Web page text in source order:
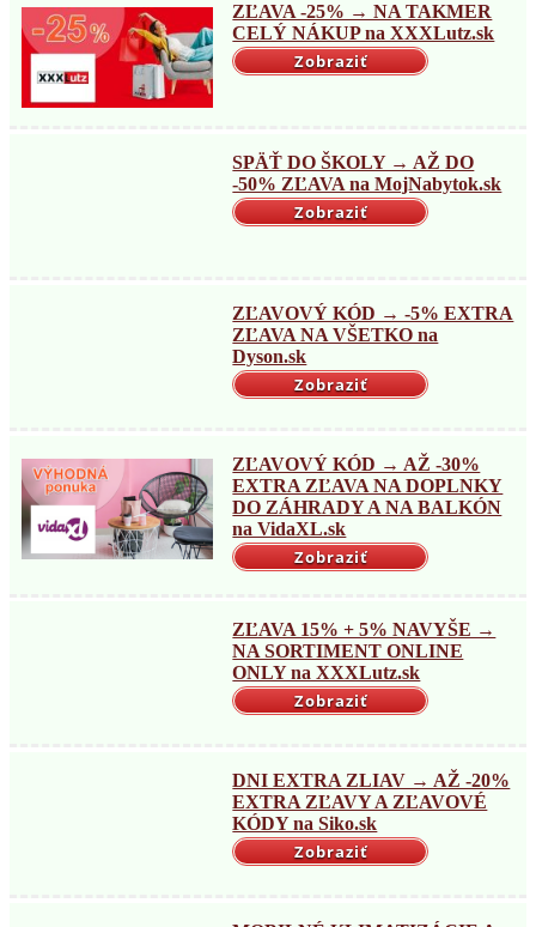
ZĽAVA -25% → NA TAKMER
CELÝ NÁKUP na XXXLutz.sk
Zobraziť
SPÄŤ DO ŠKOLY → AŽ DO
-50% ZĽAVA na MojNabytok.sk
Zobraziť
ZĽAVOVÝ KÓD → -5% EXTRA
ZĽAVA NA VŠETKO na
Dyson.sk
Zobraziť
ZĽAVOVÝ KÓD → AŽ -30%
EXTRA ZĽAVA NA DOPLNKY
DO ZÁHRADY A NA BALKÓN
na VidaXL.sk
Zobraziť
ZĽAVA 15% + 5% NAVYŠE →
NA SORTIMENT ONLINE
ONLY na XXXLutz.sk
Zobraziť
DNI EXTRA ZLIAV → AŽ -20%
EXTRA ZĽAVY A ZĽAVOVÉ
KÓDY na Siko.sk
Zobraziť